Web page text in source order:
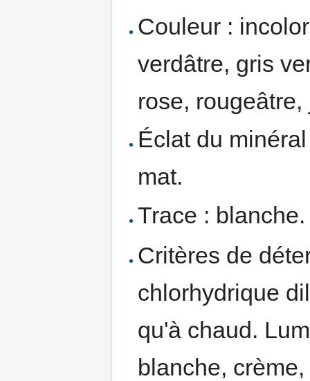
Couleur :
verdâtre, gris
rose,
Éclat du
mat.
Trace : blanche.
Critères de
chlorhydrique
qu'à chaud.
blanche,